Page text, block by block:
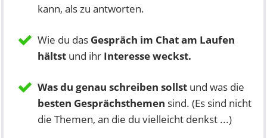
kann, als zu antworten.
Wie du das Gespräch im Chat am Laufen
hältst und ihr Interesse weckst.
Was du genau schreiben sollst und was die
besten Gesprächsthemen sind. (Es sind nicht
die Themen, an die du vielleicht denkst ...)